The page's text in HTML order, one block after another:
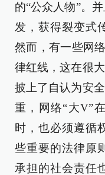
的“公众人物”。
发，获得裂变式
然而，有一些网
律红线，这在很
披上了自认为安
重，网络“大V”
时，也必须遵循
些重要的法律原
承担的社会责任